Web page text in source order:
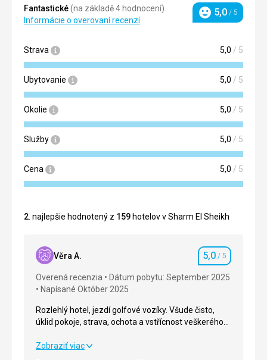
Fantastické(na základě 4 hodnocení)
Informácie o overovaní recenzí
Hodnotenie
5,0 / 5
Strava 5,0 / 5
Ubytovanie 5,0 / 5
Okolie 5,0 / 5
Služby 5,0 / 5
Cena 5,0 / 5
2. najlepšie hodnotený z 159 hotelov v Sharm El Sheikh
Věra A. Hodnotenie
5,0 / 5
Overená recenzia
Dátum pobytu: September 2025
Napísané Október 2025
Rozlehlý hotel, jezdí golfové vozíky. Všude čisto,
úklid pokoje, strava, ochota a vstřícnost veškerého
Rozlehlý hotel, jezdí golfové vozíky. Všude čisto,
úklid pokoje, strava, ochota a vstřícnost veškerého
Zobraziť viac